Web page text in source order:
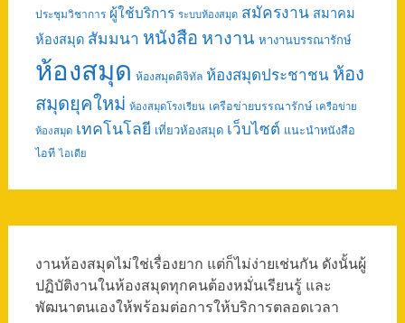
ประชุมวิชาการ ผู้ใช้บริการ ระบบห้องสมุด สมัครงาน สมาคม
ห้องสมุด สัมมนา หนังสือ หางาน หางานบรรณารักษ์
ห้องสมุด ห้องสมุดดิจิทัล ห้องสมุดประชาชน ห้อง
สมุดยุคใหม่ ห้องสมุดโรงเรียน เครือข่ายบรรณารักษ์ เครือข่าย
ห้องสมุด เทคโนโลยี เที่ยวห้องสมุด เว็บไซต์ แนะนำหนังสือ
ไอที ไอเดีย
งานห้องสมุดไม่ใช่เรื่องยาก แต่ก็ไม่ง่ายเช่นกัน ดังนั้นผู้
ปฏิบัติงานในห้องสมุดทุกคนต้องหมั่นเรียนรู้ และ
พัฒนาตนเองให้พร้อมต่อการให้บริการตลอดเวลา